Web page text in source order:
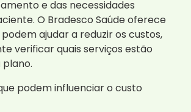
e das necessidades
O Bradesco Saúde oferece
ajudar a reduzir os custos,
verificar quais serviços estão
plano.
podem influenciar o custo